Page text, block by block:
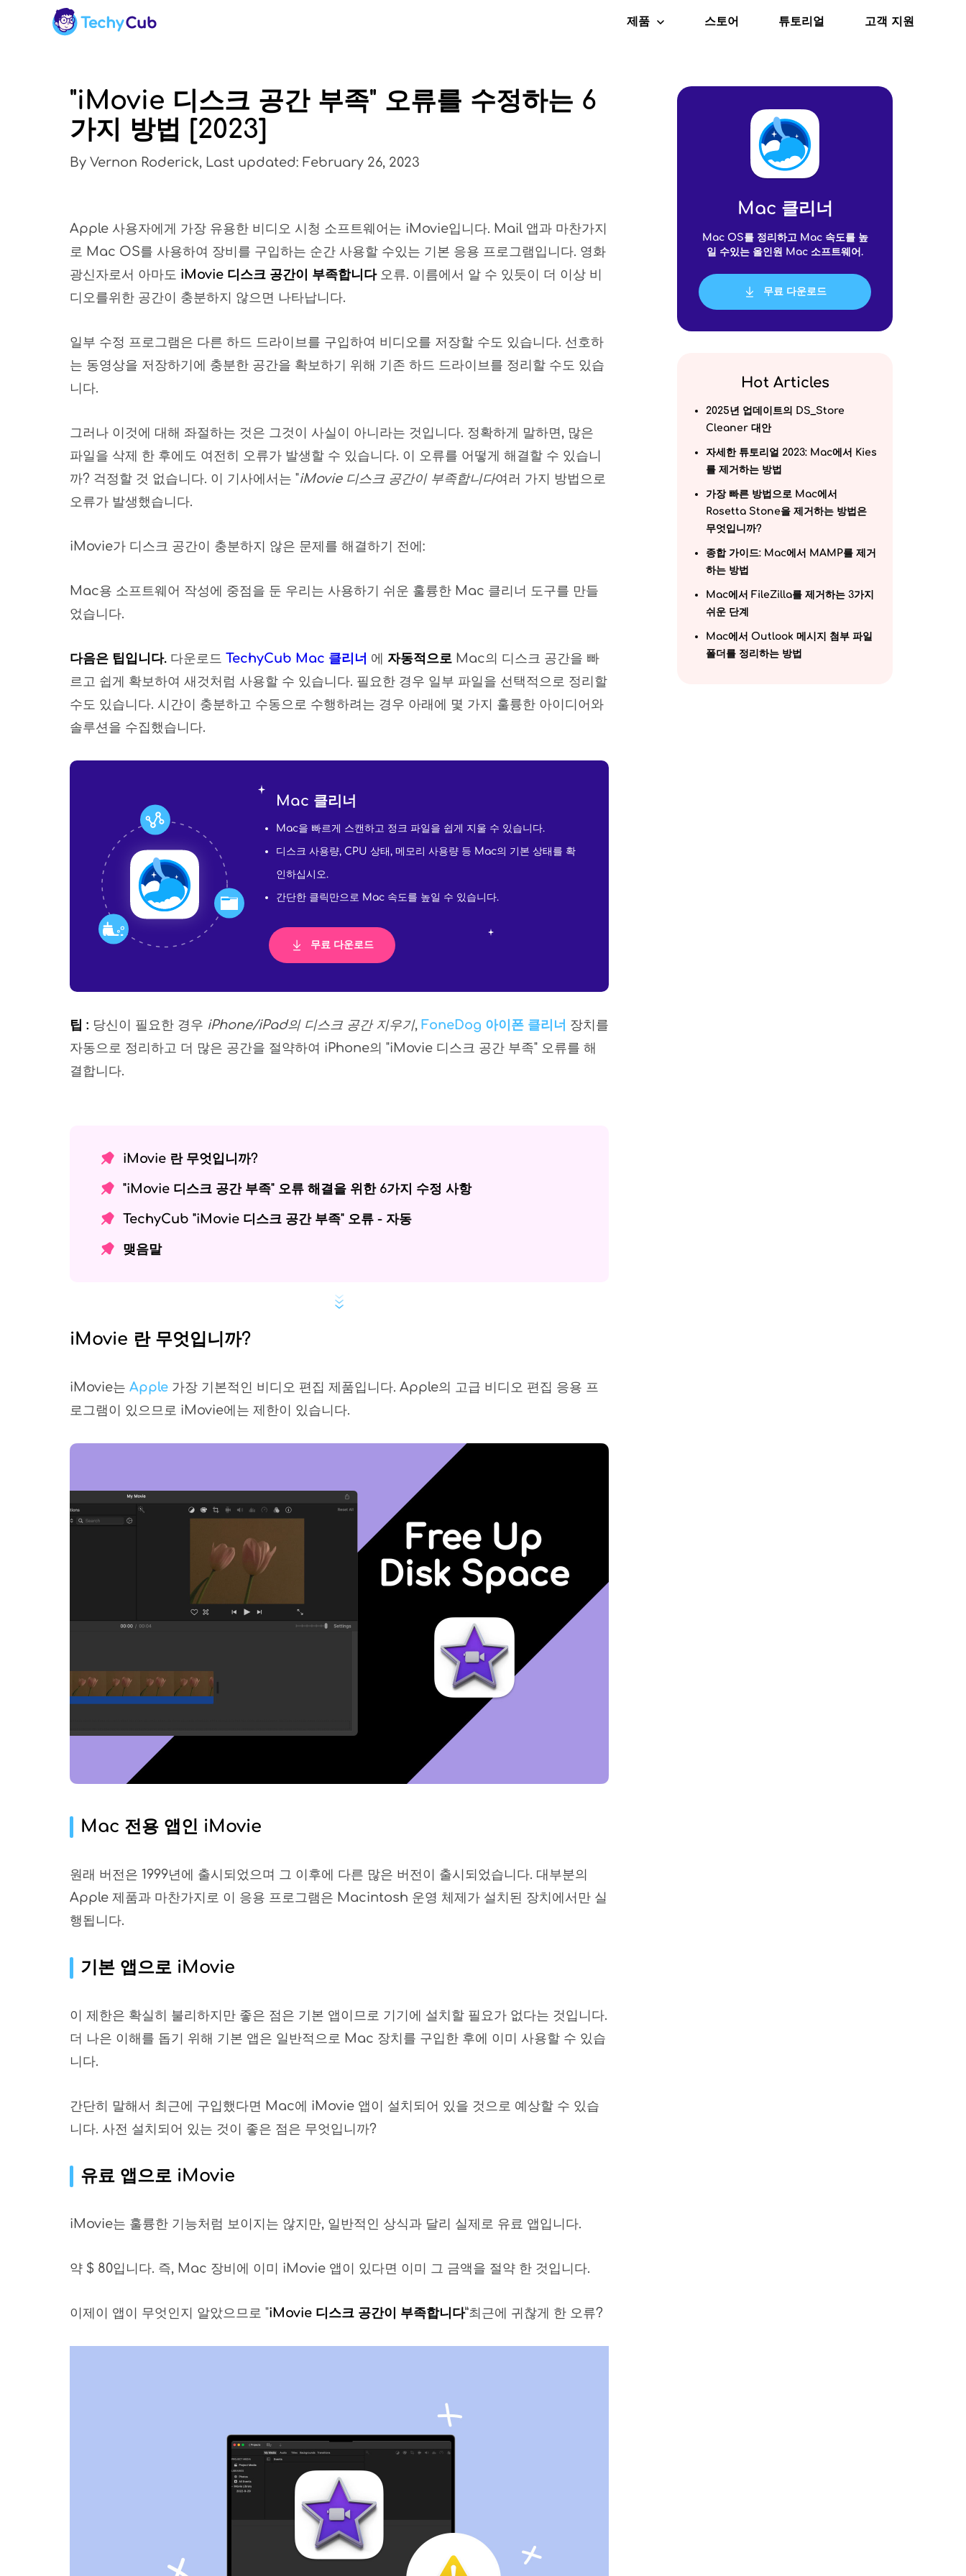
제품
Mac 클리너
스토어 튜토리얼 고객 지원
"iMovie 디스크 공간 부족" 오류를 수정하는 6
가지 방법 [2023]
By Vernon Roderick, Last updated: February 26, 2023
Apple 사용자에게 가장 유용한 비디오 시청 소프트웨어는 iMovie입니다. Mail 앱과 마찬가지
로 Mac OS를 사용하여 장비를 구입하는 순간 사용할 수있는 기본 응용 프로그램입니다. 영화
광신자로서 아마도 iMovie 디스크 공간이 부족합니다오류. 이름에서 알 수 있듯이 더 이상 비
디오를위한 공간이 충분하지 않으면 나타납니다.
일부 수정 프로그램은 다른 하드 드라이브를 구입하여 비디오를 저장할 수도 있습니다. 선호하
는 동영상을 저장하기에 충분한 공간을 확보하기 위해 기존 하드 드라이브를 정리할 수도 있습
니다.
그러나 이것에 대해 좌절하는 것은 그것이 사실이 아니라는 것입니다. 정확하게 말하면, 많은
파일을 삭제 한 후에도 여전히 오류가 발생할 수 있습니다. 이 오류를 어떻게 해결할 수 있습니
까? 걱정할 것 없습니다. 이 기사에서는 "iMovie 디스크 공간이 부족합니다여러 가지 방법으로
오류가 발생했습니다.
iMovie가 디스크 공간이 충분하지 않은 문제를 해결하기 전에:
Mac용 소프트웨어 작성에 중점을 둔 우리는 사용하기 쉬운 훌륭한 Mac 클리너 도구를 만들
었습니다.
다음은 팁입니다. 다운로드 TechyCub Mac 클리너 에 자동적으로 Mac의 디스크 공간을 빠
르고 쉽게 확보하여 새것처럼 사용할 수 있습니다. 필요한 경우 일부 파일을 선택적으로 정리할
수도 있습니다. 시간이 충분하고 수동으로 수행하려는 경우 아래에 몇 가지 훌륭한 아이디어와
솔루션을 수집했습니다.
Mac 클리너
Mac을 빠르게 스캔하고 정크 파일을 쉽게 지울 수 있습니다.
디스크 사용량, CPU 상태, 메모리 사용량 등 Mac의 기본 상태를 확
인하십시오.
간단한 클릭만으로 Mac 속도를 높일 수 있습니다.
무료 다운로드
팁 : 당신이 필요한 경우 iPhone/iPad의 디스크 공간 지우기, FoneDog 아이폰 클리너 장치를
자동으로 정리하고 더 많은 공간을 절약하여 iPhone의 "iMovie 디스크 공간 부족" 오류를 해
결합니다.
iMovie 란 무엇입니까?
"iMovie 디스크 공간 부족" 오류 해결을 위한 6가지 수정 사항
TechyCub "iMovie 디스크 공간 부족" 오류 - 자동
맺음말
iMovie 란 무엇입니까?
iMovie는 Apple 가장 기본적인 비디오 편집 제품입니다. Apple의 고급 비디오 편집 응용 프
로그램이 있으므로 iMovie에는 제한이 있습니다.
Mac 전용 앱인 iMovie
원래 버전은 1999년에 출시되었으며 그 이후에 다른 많은 버전이 출시되었습니다. 대부분의
Apple 제품과 마찬가지로 이 응용 프로그램은 Macintosh 운영 체제가 설치된 장치에서만 실
행됩니다.
기본 앱으로 iMovie
이 제한은 확실히 불리하지만 좋은 점은 기본 앱이므로 기기에 설치할 필요가 없다는 것입니다.
더 나은 이해를 돕기 위해 기본 앱은 일반적으로 Mac 장치를 구입한 후에 이미 사용할 수 있습
니다.
간단히 말해서 최근에 구입했다면 Mac에 iMovie 앱이 설치되어 있을 것으로 예상할 수 있습
니다. 사전 설치되어 있는 것이 좋은 점은 무엇입니까?
유료 앱으로 iMovie
iMovie는 훌륭한 기능처럼 보이지는 않지만, 일반적인 상식과 달리 실제로 유료 앱입니다.
약 $ 80입니다. 즉, Mac 장비에 이미 iMovie 앱이 있다면 이미 그 금액을 절약 한 것입니다.
이제이 앱이 무엇인지 알았으므로 "iMovie 디스크 공간이 부족합니다”최근에 귀찮게 한 오류?
Mac 클리너
Mac OS를 정리하고 Mac 속도를 높
일 수있는 올인원 Mac 소프트웨어.
무료 다운로드
Hot Articles
2025년 업데이트의 DS_Store
Cleaner 대안
자세한 튜토리얼 2023: Mac에서 Kies
를 제거하는 방법
가장 빠른 방법으로 Mac에서
Rosetta Stone을 제거하는 방법은
무엇입니까?
종합 가이드: Mac에서 MAMP를 제거
하는 방법
Mac에서 FileZilla를 제거하는 3가지
쉬운 단계
Mac에서 Outlook 메시지 첨부 파일
폴더를 정리하는 방법